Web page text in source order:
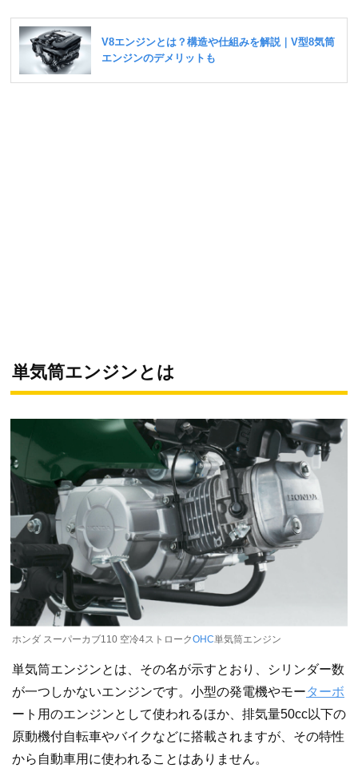
単気筒エンジンとは
ホンダ スーパーカブ110 空冷4ストロークOHC単気筒エンジン
単気筒エンジンとは、その名が示すとおり、シリンダー数
が一つしかないエンジンです。小型の発電機やモーターボ
ート用のエンジンとして使われるほか、排気量50cc以下の
原動機付自転車やバイクなどに搭載されますが、その特性
から自動車用に使われることはありません。